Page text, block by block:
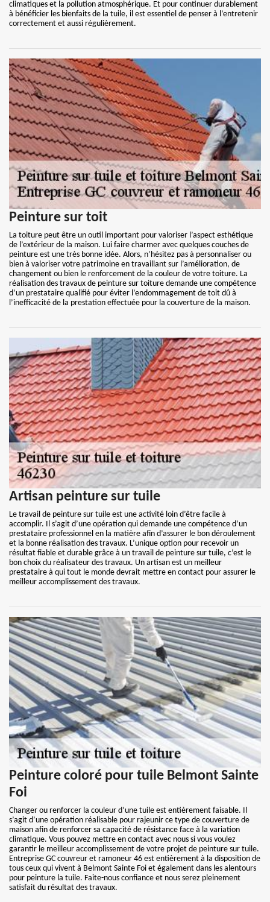
climatiques et la pollution atmosphérique. Et pour continuer durablement
à bénéficier les bienfaits de la tuile, il est essentiel de penser à l’entretenir
correctement et aussi régulièrement.
Peinture sur toit
La toiture peut être un outil important pour valoriser l’aspect esthétique
de l’extérieur de la maison. Lui faire charmer avec quelques couches de
peinture est une très bonne idée. Alors, n’hésitez pas à personnaliser ou
bien à valoriser votre patrimoine en travaillant sur l’amélioration, de
changement ou bien le renforcement de la couleur de votre toiture. La
réalisation des travaux de peinture sur toiture demande une compétence
d’un prestataire qualifié pour éviter l’endommagement de toit dû à
l’inefficacité de la prestation effectuée pour la couverture de la maison.
Artisan peinture sur tuile
Le travail de peinture sur tuile est une activité loin d’être facile à
accomplir. Il s’agit d’une opération qui demande une compétence d’un
prestataire professionnel en la matière afin d’assurer le bon déroulement
et la bonne réalisation des travaux. L’unique option pour recevoir un
résultat fiable et durable grâce à un travail de peinture sur tuile, c’est le
bon choix du réalisateur des travaux. Un artisan est un meilleur
prestataire à qui tout le monde devrait mettre en contact pour assurer le
meilleur accomplissement des travaux.
Peinture coloré pour tuile Belmont Sainte
Foi
Changer ou renforcer la couleur d’une tuile est entièrement faisable. Il
s’agit d’une opération réalisable pour rajeunir ce type de couverture de
maison afin de renforcer sa capacité de résistance face à la variation
climatique. Vous pouvez mettre en contact avec nous si vous voulez
garantir le meilleur accomplissement de votre projet de peinture sur tuile.
Entreprise GC couvreur et ramoneur 46 est entièrement à la disposition de
tous ceux qui vivent à Belmont Sainte Foi et également dans les alentours
pour peinture la tuile. Faite-nous confiance et nous serez pleinement
satisfait du résultat des travaux.